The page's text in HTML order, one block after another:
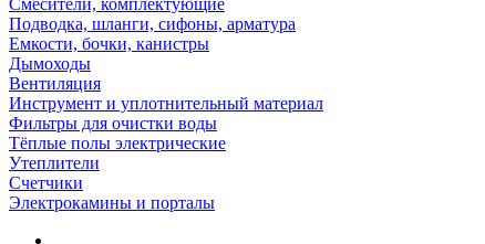
Смесители, комплектующие
Подводка, шланги, сифоны, арматура
Емкости, бочки, канистры
Дымоходы
Вентиляция
Инструмент и уплотнительный материал
Фильтры для очистки воды
Тёплые полы электрические
Утеплители
Счетчики
Электрокамины и порталы